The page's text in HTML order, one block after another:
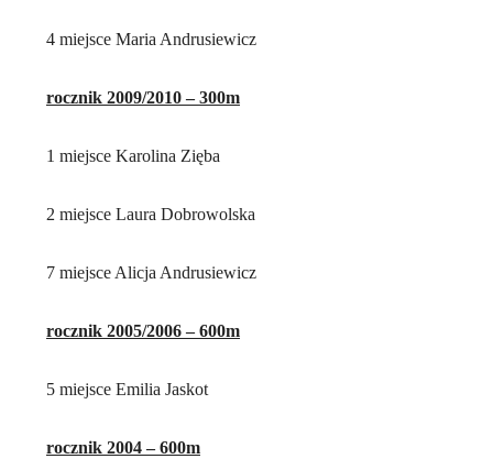
4 miejsce Maria Andrusiewicz
rocznik 2009/2010 – 300m
1 miejsce Karolina Zięba
2 miejsce Laura Dobrowolska
7 miejsce Alicja Andrusiewicz
rocznik 2005/2006 – 600m
5 miejsce Emilia Jaskot
rocznik 2004 – 600m